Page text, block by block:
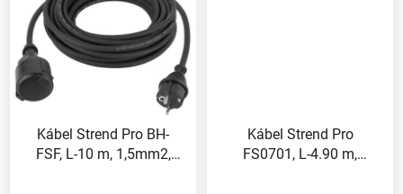
Kábel Strend Pro BH-
FSF, L-10 m, 1,5mm2,
Kábel Strend Pro
FS0701, L-4.90 m,